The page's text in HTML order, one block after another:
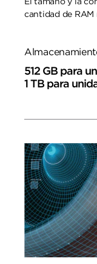
cantidad de RAM
512 GB para
1 TB para